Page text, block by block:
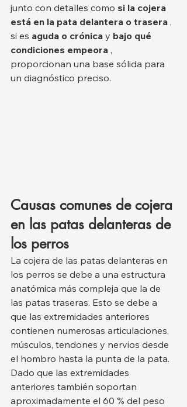
junto con detalles como si la cojera
está en la pata delantera o trasera ,
si es aguda o crónica y bajo qué
condiciones empeora ,
proporcionan una base sólida para
un diagnóstico preciso.
Causas comunes de cojera
en las patas delanteras de
los perros
La cojera de las patas delanteras en
los perros se debe a una estructura
anatómica más compleja que la de
las patas traseras. Esto se debe a
que las extremidades anteriores
contienen numerosas articulaciones,
músculos, tendones y nervios desde
el hombro hasta la punta de la pata.
Dado que las extremidades
anteriores también soportan
aproximadamente el 60 % del peso